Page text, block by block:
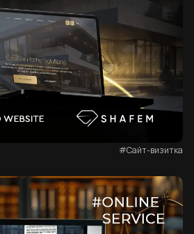
#Сайт-визитка